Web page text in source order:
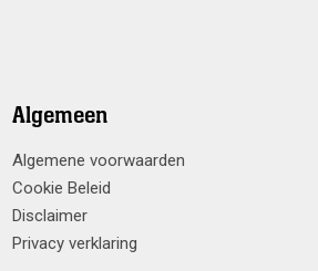
Algemeen
Algemene voorwaarden
Cookie Beleid
Disclaimer
Privacy verklaring